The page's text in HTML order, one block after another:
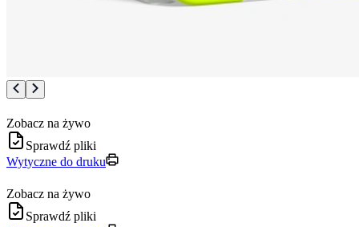
Zobacz na żywo
Sprawdź pliki
Wytyczne do druku
Zobacz na żywo
Sprawdź pliki